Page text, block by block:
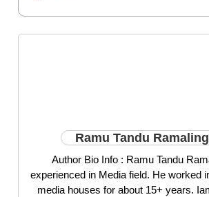
Ramu Tandu
Author Bio Info : Ramu Tandu
experienced in Media field. He worked
media houses for about 15+ years.